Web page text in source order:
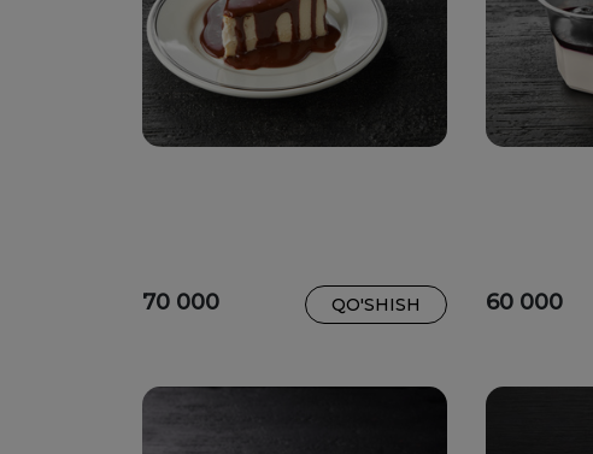
70 000 QO'SHISH 60 000